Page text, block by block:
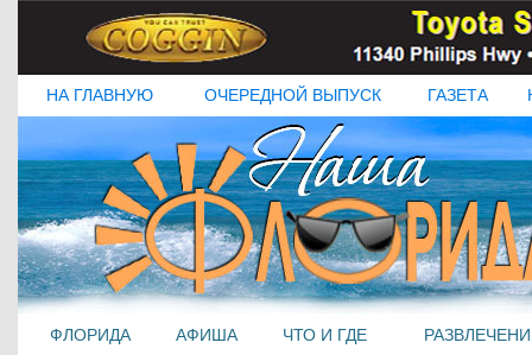
НА ГЛАВНУЮ ОЧЕРЕДНОЙ ВЫПУСК ГАЗЕТА
ФЛОРИДА АФИША ЧТО И ГДЕ